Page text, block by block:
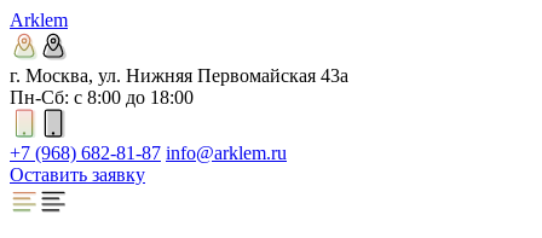
Arklem
г. Москва, ул. Нижняя Первомайская 43а
Пн-Сб: с 8:00 до 18:00
+7 (968) 682-81-87 info@arklem.ru
Оставить заявку